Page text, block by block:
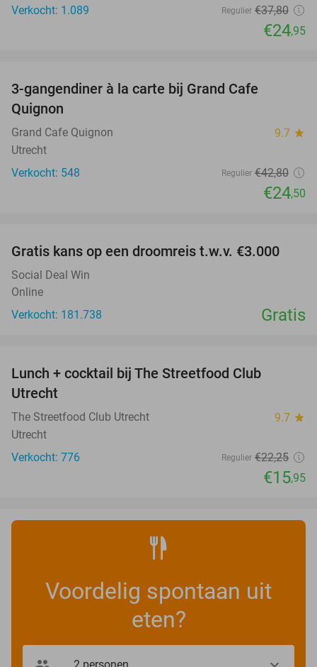
Verkocht: 1.089
Regulier €37,80
€24,95
3-gangendiner à la carte bij Grand Cafe
Quignon
Grand Cafe Quignon 9.7 star
Utrecht
Verkocht: 548
Regulier €42,80
€24,50
Gratis kans op een droomreis t.w.v. €3.000
Social Deal Win
Online
Verkocht: 181.738
Gratis
Lunch + cocktail bij The Streetfood Club
Utrecht
The Streetfood Club Utrecht 9.7 star
Utrecht
Verkocht: 776
Regulier €22,25
€15,95
Voordelig spontaan uit
eten?